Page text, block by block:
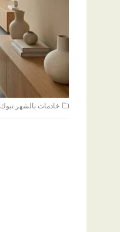
خادمات بالشهر تبوك